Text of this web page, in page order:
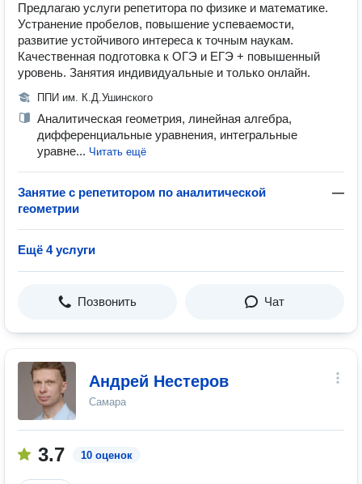
Предлагаю услуги репетитора по физике и математике.
Устранение пробелов, повышение успеваемости,
развитие устойчивого интереса к точным наукам.
Качественная подготовка к ОГЭ и ЕГЭ + повышенный
уровень. Занятия индивидуальные и только онлайн.
ППИ им. К.Д.Ушинского
Аналитическая геометрия, линейная алгебра,
дифференциальные уравнения, интегральные
уравне... Читать ещё
Занятие с репетитором по аналитической
геометрии
—
Ещё 4 услуги
Позвонить Чат
Андрей Нестеров
Самара
3.7 10 оценок